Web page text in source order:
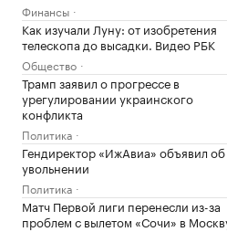
Финансы
Как изучали Луну: от изобретения
телескопа до высадки. Видео РБК
Общество
Трамп заявил о прогрессе в
урегулировании украинского
конфликта
Политика
Гендиректор «ИжАвиа» объявил об
увольнении
Политика
Матч Первой лиги перенесли из-за
проблем с вылетом «Сочи» в